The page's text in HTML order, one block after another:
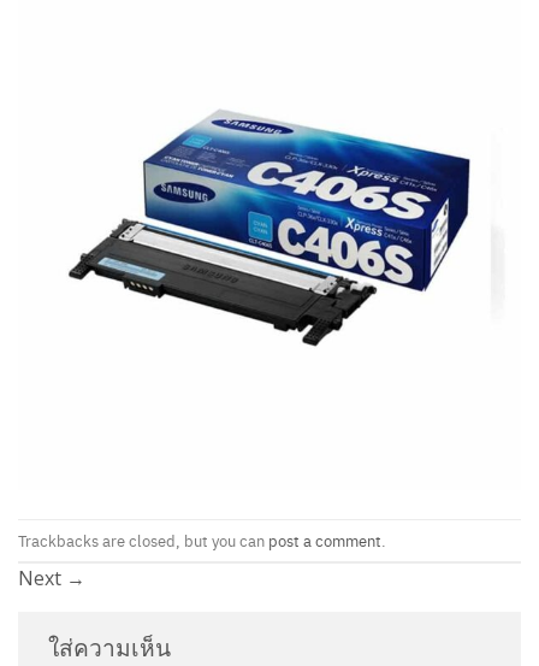
Trackbacks are closed, but you can post a comment
Next →
ใส่ความเห็น